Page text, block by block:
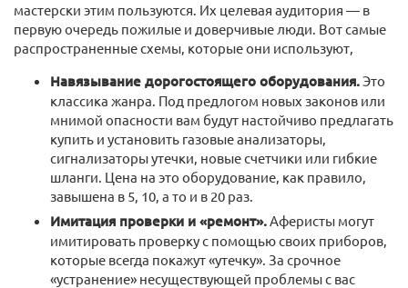
мастерски этим пользуются. Их целевая аудитория — в
первую очередь пожилые и доверчивые люди. Вот самые
распространенные схемы, которые они используют,
Навязывание дорогостоящего оборудования.Это
классика жанра. Под предлогом новых законов или
мнимой опасности вам будут настойчиво предлагать
купить и установить газовые анализаторы,
сигнализаторы утечки, новые счетчики или гибкие
шланги. Цена на это оборудование, как правило,
завышена в 5, 10, а то и в 20 раз.
Имитация проверки и «ремонт».Аферисты могут
имитировать проверку с помощью своих приборов,
которые всегда покажут «утечку». За срочное
«устранение» несуществующей проблемы с вас